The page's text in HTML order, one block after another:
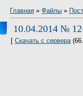
Главная » Файлы »
10.04.2014 №
[ Скачать с сервера